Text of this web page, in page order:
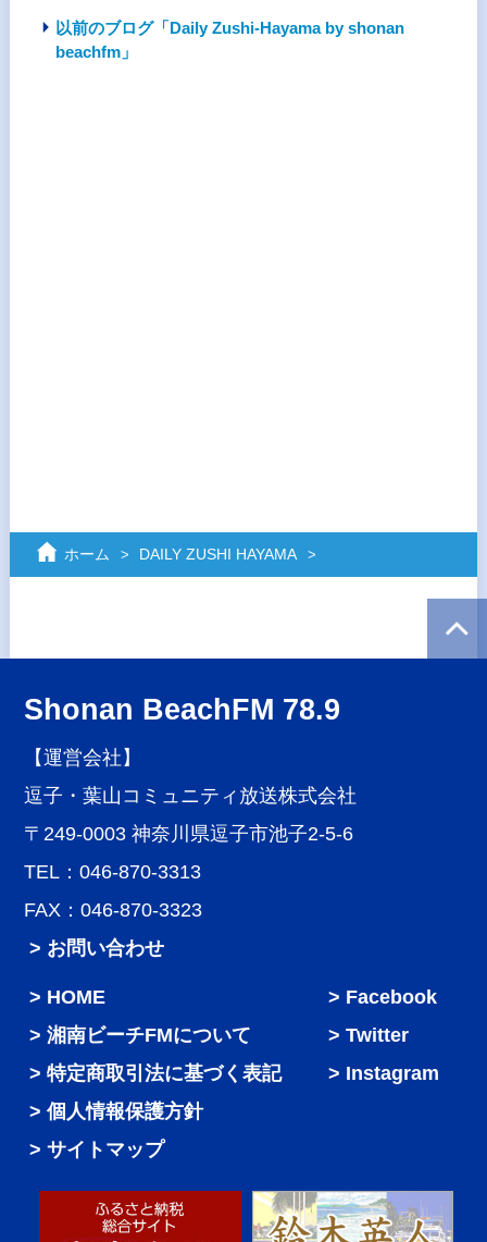
以前のブログ「Daily Zushi-Hayama by shonan
beachfm」
ホーム DAILY ZUSHI HAYAMA
Shonan BeachFM 78.9
【運営会社】
逗子・葉山コミュニティ放送株式会社
〒249-0003 神奈川県逗子市池子2-5-6
TEL：046-870-3313
FAX：046-870-3323
> お問い合わせ
HOME
湘南ビーチFMについて
特定商取引法に基づく表記
個人情報保護方針
サイトマップ
Facebook
Twitter
Instagram